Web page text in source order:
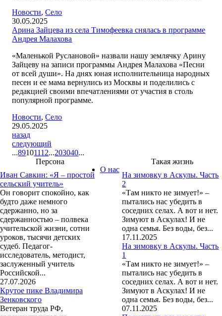
Новости,Село
30.05.2025
Арина Зайцева из села Тимофеевка снялась в программе
Андрея Малахова
«Маленькой Руслановой» назвали нашу землячку Арину
Зайцеву на записи программы Андрея Малахова «Песни
от всей души». На днях юная исполнительница народных
песен и ее мама вернулись из Москвы и поделились с
редакцией своими впечатлениями от участия в столь
популярной программе.
Новости,Село
29.05.2025
назад
следующий
...89101112...203040...
Персона
Иван Савкин: «Я – простой
сельский учитель»
Он говорит спокойно, как
будто даже немного
сдержанно, но за
сдержанностью – полвека
учительской жизни, сотни
уроков, тысячи детских
судеб. Педагог-
исследователь, методист,
заслуженный учитель
Российской...
27.07.2026
Крутое пике Владимира
Зенковского
Ветеран труда РФ,
Такая жизнь
На зимовку в Аскулы. Часть
2
«Там никто не зимует!» –
пытались нас убедить в
соседних селах. А вот и нет.
Зимуют в Аскулах! И не
одна семья. Без воды, без...
17.11.2025
На зимовку в Аскулы. Часть
1
«Там никто не зимует!» –
пытались нас убедить в
соседних селах. А вот и нет.
Зимуют в Аскулах! И не
одна семья. Без воды, без...
07.11.2025
О нас